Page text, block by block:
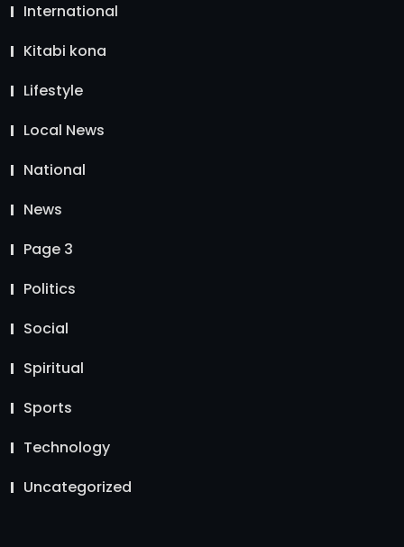
International
Kitabi kona
Lifestyle
Local News
National
News
Page 3
Politics
Social
Spiritual
Sports
Technology
Uncategorized